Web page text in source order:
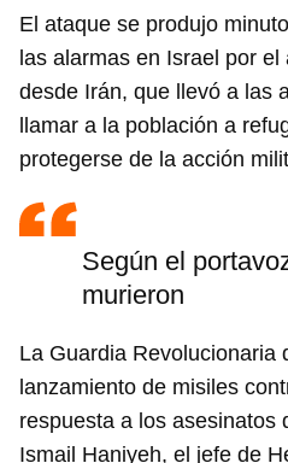
El ataque se produjo
las alarmas en Israel por
desde Irán, que llevó a las
llamar a la población a
protegerse de la acción
Según el
murieron
La Guardia Revolucionaria
lanzamiento de misiles
respuesta a los asesinatos
Ismail Haniyeh, el jefe de